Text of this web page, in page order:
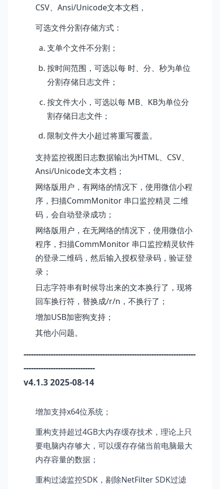
CSV、Ansi/Unicode文本文档，
可选文件分割存储方式：
支单个文件不分割；
按时间范围，可选以每 时、分、秒为单位
分割存储日志文件；
按文件大小，可选以每 MB、KB为单位分
割存储日志文件；
限制文件大小超过将重写覆盖。
支持监控视图日志数据输出为HTML、CSV、
Ansi/Unicode文本文档；
网络版用户， 有网络的情况下，使用微信小程
序，扫描CommMonitor 串口监控精灵 二维
码，会自动登录成功；
网络版用户，在无网络的情况下，使用微信小
程序，扫描CommMonitor 串口监控精灵软件
的登录二维码，然后输入授权登录码，验证登
录；
日志字符串有时候导出来的文本换行了，现将
回车换行符，替换成/r/n，不换行了；
增加USB加密狗支持；
其他小问题。
----------------------------------------------------------------------
-----------------------------
v4.1.3 2025-08-14
增加支持x64位系统；
重构支持超过4GB大内存缓存技术，理论上只
要电脑内存够大，可以缓存存储当前电脑最大
内存容量的数据；
重构过滤监控SDK，剔除NetFilter SDK过滤